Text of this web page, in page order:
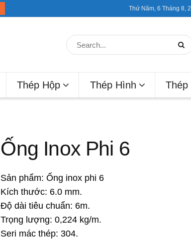
Thứ Năm, 6 Tháng 8,
Thép Hộp Thép Hình Thép
Ống Inox Phi 6
Sản phẩm: Ống inox phi 6
Kích thước: 6.0 mm.
Độ dài tiêu chuẩn: 6m.
Trọng lượng: 0,224 kg/m.
Seri mác thép: 304.